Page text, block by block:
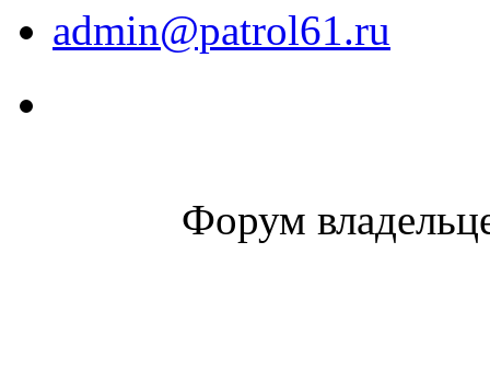
admin@patrol61.ru
Форум